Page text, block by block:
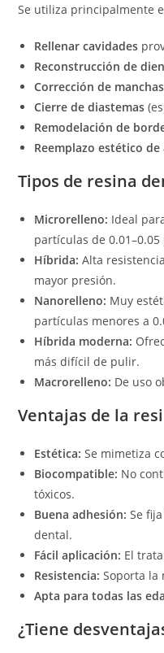
Se utiliza principalmente
Rellenar cavidades
Reconstrucción de
Corrección de manchas
Cierre de diastemas
Remodelación de
Reemplazo estético
Tipos de resina
Microrelleno: Ideal
partículas de 0.01–0.05
Híbrida: Alta
mayor presión.
Nanorelleno: Muy
partículas menores a
Híbrida moderna:
más difícil de pulir.
Macrorelleno: De uso
Ventajas de la
Estética: Se mimetiza
Biocompatible: No
tóxicos.
Buena adhesión: Se
dental.
Fácil aplicación: El
Resistencia: Soporta la
Apta para todas las
¿Tiene